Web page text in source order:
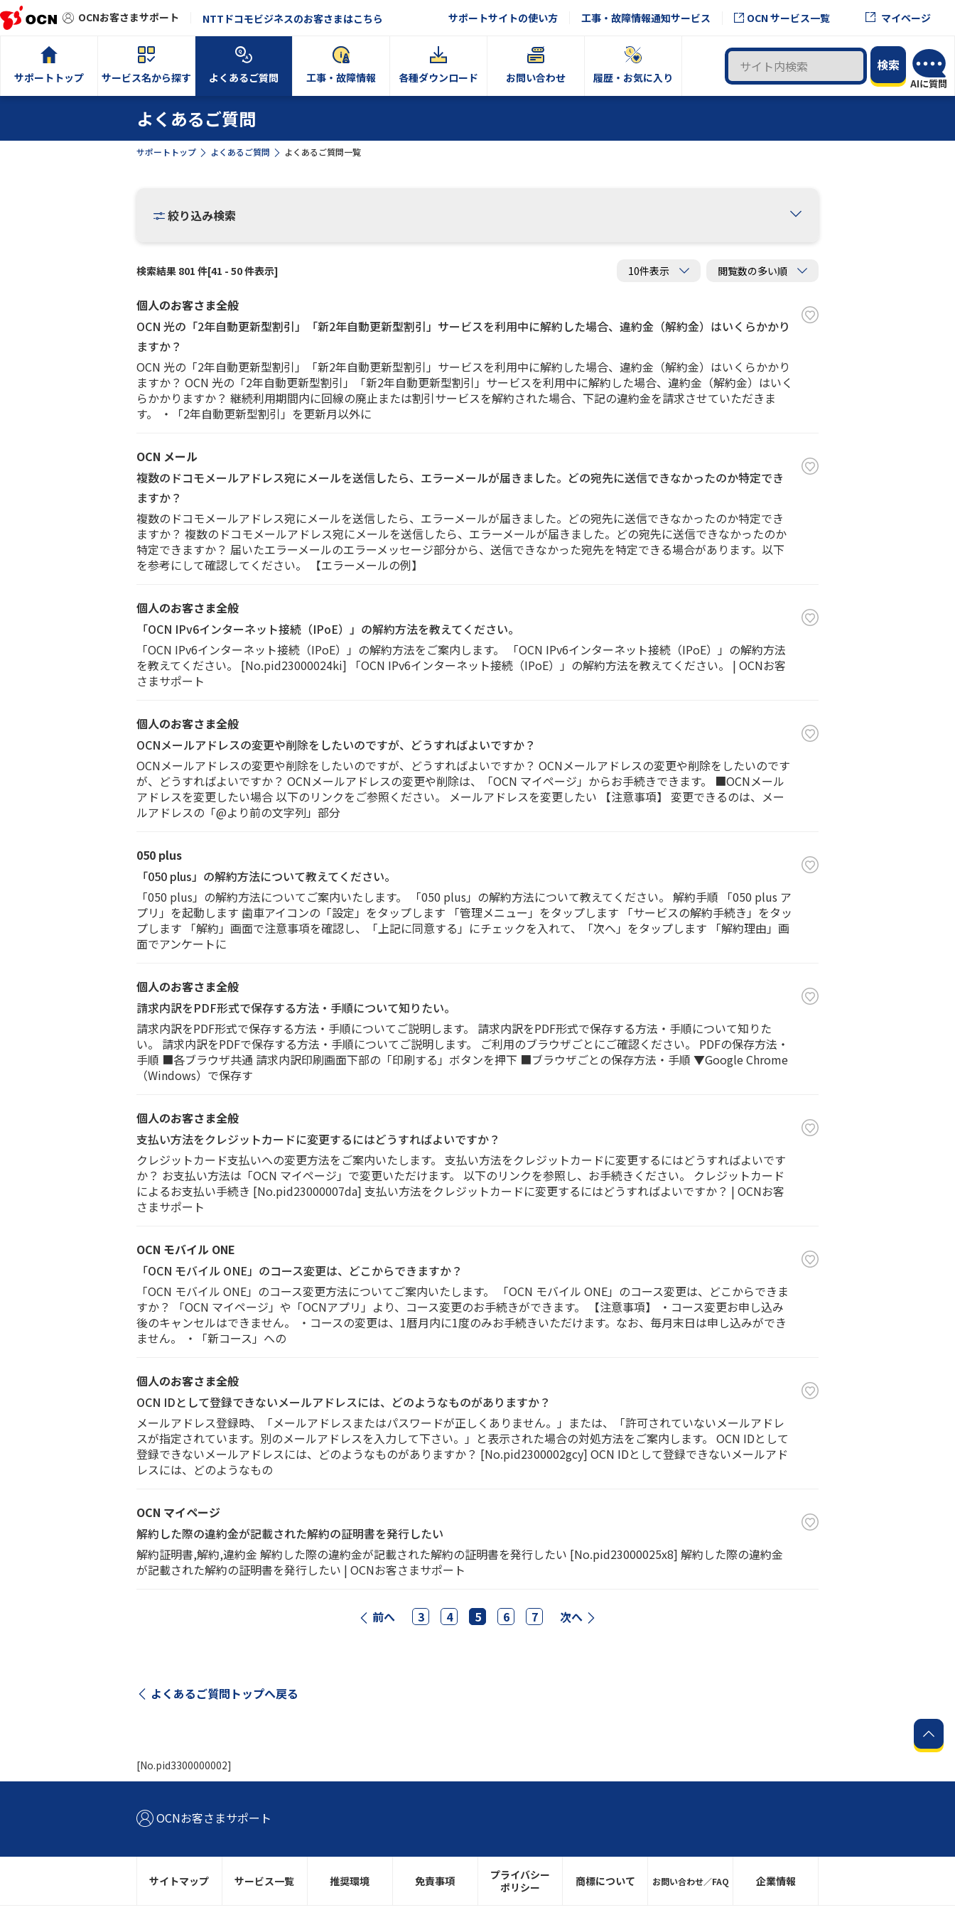
OCNお客さまサポート NTTドコモビジネスのお客さまはこちら サポートサイトの使い方 工事・故障情報通知サービス OCN サービス一覧 マイページ
サポートトップ サービス名から探す よくあるご質問 工事・故障情報 各種ダウンロード お問い合わせ 履歴・お気に入り
よくあるご質問
サポートトップ よくあるご質問 よくあるご質問一覧
絞り込み検索
検索結果 801 件[41 - 50 件表示]
個人のお客さま全般
OCN 光の「2年自動更新型割引」「新2年自動更新型割引」サービスを利用中に解約した場合、違約金（解約金）はいくらかかり
ますか？
OCN 光の「2年自動更新型割引」「新2年自動更新型割引」サービスを利用中に解約した場合、違約金（解約金）はいくらかかり
ますか？ OCN 光の「2年自動更新型割引」「新2年自動更新型割引」サービスを利用中に解約した場合、違約金（解約金）はいく
らかかりますか？ 継続利用期間内に回線の廃止または割引サービスを解約された場合、下記の違約金を請求させていただきま
す。 ・「2年自動更新型割引」を更新月以外に
OCN メール
複数のドコモメールアドレス宛にメールを送信したら、エラーメールが届きました。どの宛先に送信できなかったのか特定でき
ますか？
複数のドコモメールアドレス宛にメールを送信したら、エラーメールが届きました。どの宛先に送信できなかったのか特定でき
ますか？ 複数のドコモメールアドレス宛にメールを送信したら、エラーメールが届きました。どの宛先に送信できなかったのか
特定できますか？ 届いたエラーメールのエラーメッセージ部分から、送信できなかった宛先を特定できる場合があります。以下
を参考にして確認してください。 【エラーメールの例】
個人のお客さま全般
「OCN IPv6インターネット接続（IPoE）」の解約方法を教えてください。
「OCN IPv6インターネット接続（IPoE）」の解約方法をご案内します。 「OCN IPv6インターネット接続（IPoE）」の解約方法
を教えてください。 [No.pid23000024ki] 「OCN IPv6インターネット接続（IPoE）」の解約方法を教えてください。 | OCNお客
さまサポート
個人のお客さま全般
OCNメールアドレスの変更や削除をしたいのですが、どうすればよいですか？
OCNメールアドレスの変更や削除をしたいのですが、どうすればよいですか？ OCNメールアドレスの変更や削除をしたいのです
が、どうすればよいですか？ OCNメールアドレスの変更や削除は、「OCN マイページ」からお手続きできます。 ■OCNメール
アドレスを変更したい場合 以下のリンクをご参照ください。 メールアドレスを変更したい 【注意事項】 変更できるのは、メー
ルアドレスの「@より前の文字列」部分
050 plus
「050 plus」の解約方法について教えてください。
「050 plus」の解約方法についてご案内いたします。 「050 plus」の解約方法について教えてください。 解約手順 「050 plus ア
プリ」を起動します 歯車アイコンの「設定」をタップします 「管理メニュー」をタップします 「サービスの解約手続き」をタッ
プします 「解約」画面で注意事項を確認し、「上記に同意する」にチェックを入れて、「次へ」をタップします 「解約理由」画
面でアンケートに
個人のお客さま全般
請求内訳をPDF形式で保存する方法・手順について知りたい。
請求内訳をPDF形式で保存する方法・手順についてご説明します。 請求内訳をPDF形式で保存する方法・手順について知りた
い。 請求内訳をPDFで保存する方法・手順についてご説明します。 ご利用のブラウザごとにご確認ください。 PDFの保存方法・
手順 ■各ブラウザ共通 請求内訳印刷画面下部の「印刷する」ボタンを押下 ■ブラウザごとの保存方法・手順 ▼Google Chrome
（Windows）で保存す
個人のお客さま全般
支払い方法をクレジットカードに変更するにはどうすればよいですか？
クレジットカード支払いへの変更方法をご案内いたします。 支払い方法をクレジットカードに変更するにはどうすればよいです
か？ お支払い方法は「OCN マイページ」で変更いただけます。 以下のリンクを参照し、お手続きください。 クレジットカード
によるお支払い手続き [No.pid23000007da] 支払い方法をクレジットカードに変更するにはどうすればよいですか？ | OCNお客
さまサポート
OCN モバイル ONE
「OCN モバイル ONE」のコース変更は、どこからできますか？
「OCN モバイル ONE」のコース変更方法についてご案内いたします。 「OCN モバイル ONE」のコース変更は、どこからできま
すか？ 「OCN マイページ」や「OCNアプリ」より、コース変更のお手続きができます。 【注意事項】 ・コース変更お申し込み
後のキャンセルはできません。 ・コースの変更は、1暦月内に1度のみお手続きいただけます。なお、毎月末日は申し込みができ
ません。 ・「新コース」への
個人のお客さま全般
OCN IDとして登録できないメールアドレスには、どのようなものがありますか？
メールアドレス登録時、「メールアドレスまたはパスワードが正しくありません。」または、「許可されていないメールアドレ
スが指定されています。別のメールアドレスを入力して下さい。」と表示された場合の対処方法をご案内します。 OCN IDとして
登録できないメールアドレスには、どのようなものがありますか？ [No.pid2300002gcy] OCN IDとして登録できないメールアド
レスには、どのようなもの
OCN マイページ
解約した際の違約金が記載された解約の証明書を発行したい
解約証明書,解約,違約金 解約した際の違約金が記載された解約の証明書を発行したい [No.pid23000025x8] 解約した際の違約金
が記載された解約の証明書を発行したい | OCNお客さまサポート
前へ 3 4 5 6 7 次へ
よくあるご質問トップへ戻る
[No.pid3300000002]
OCNお客さまサポート
サイトマップ サービス一覧 推奨環境 免責事項
プライバシー
ポリシー
商標について お問い合わせ／FAQ 企業情報